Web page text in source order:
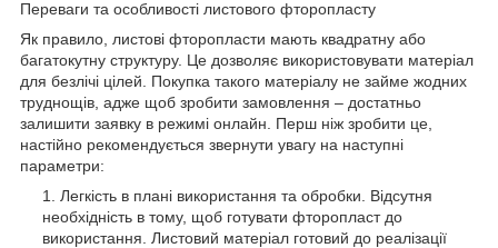
Переваги та особливості листового фторопласту
Як правило, листові фторопласти мають квадратну або
багатокутну структуру. Це дозволяє використовувати матеріал
для безлічі цілей. Покупка такого матеріалу не займе жодних
труднощів, адже щоб зробити замовлення – достатньо
залишити заявку в режимі онлайн. Перш ніж зробити це,
настійно рекомендується звернути увагу на наступні
параметри:
Легкість в плані використання та обробки. Відсутня
необхідність в тому, щоб готувати фторопласт до
використання. Листовий матеріал готовий до реалізації